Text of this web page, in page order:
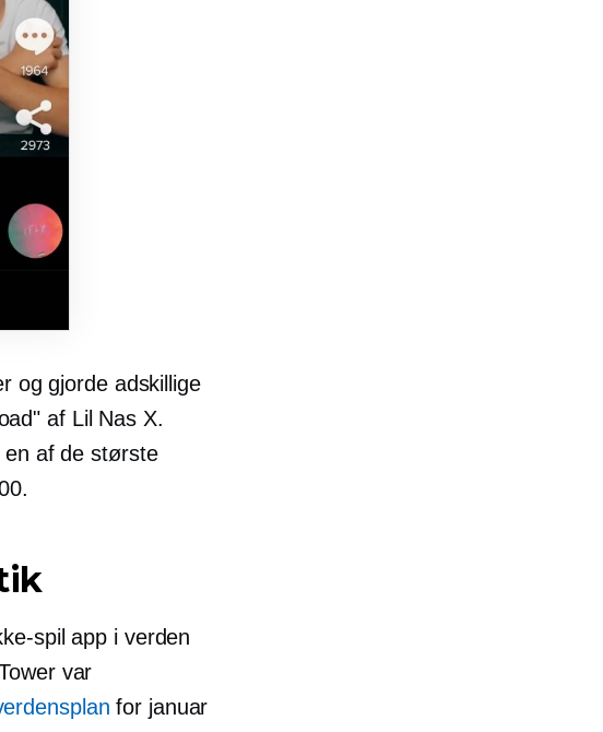
og gjorde adskillige
af Lil Nas X.
af ​​de største
spil app i verden
var
for januar